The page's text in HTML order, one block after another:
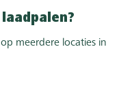
meerdere locaties in